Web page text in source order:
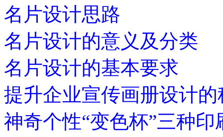
名片设计思路
名片设计的意义及分类
名片设计的基本要求
提升企业宣传画册设计的
神奇个性“变色杯”三种印